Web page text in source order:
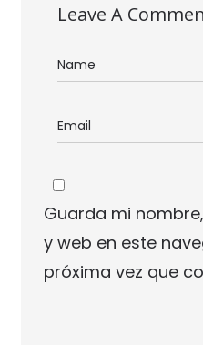
Leave A
Guarda mi
y web en este
próxima vez que